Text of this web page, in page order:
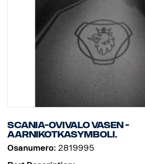
Scania-ovivalo vasen -
aarnikotkasymboli.
Osanumero: 2819995